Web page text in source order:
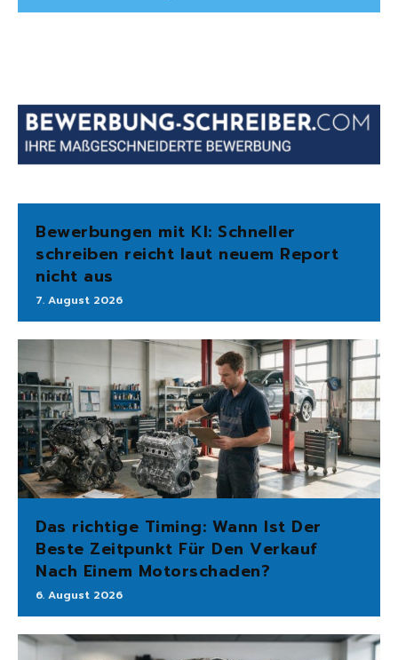
Bewerbungen mit KI: Schneller
schreiben reicht laut neuem Report
nicht aus
7. August 2026
Das richtige Timing: Wann Ist Der
Beste Zeitpunkt Für Den Verkauf
Nach Einem Motorschaden?
6. August 2026